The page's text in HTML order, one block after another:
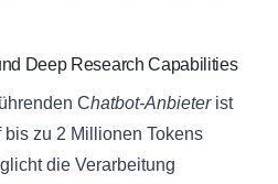
Deep Research Capabilities
Chatbot-Anbieterist
zu 2 Millionen Tokens
die Verarbeitung